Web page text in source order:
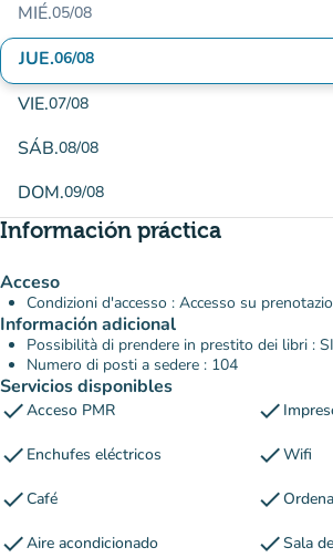
MIÉ.05/08
JUE.06/08
VIE.07/08
SÁB.08/08
DOM.09/08
Información práctica
Acceso
Condizioni d'accesso : Accesso su
Información adicional
Possibilità di prendere in prestito dei libri : SI
Numero di posti a sedere : 104
Servicios disponibles
checkAcceso PMR check
check Enchufes eléctricos checkWifi
checkCafé check
checkAire acondicionado checkSala